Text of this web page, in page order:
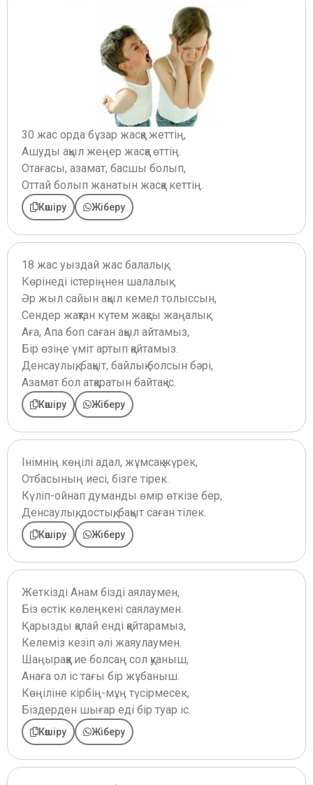
30 жас орда бұзар жасқа жеттің,
Ашуды ақыл жеңер жасқа өттің.
Отағасы, азамат, басшы болып,
Оттай болып жанатын жасқа кеттің.
Көшіру Жіберу
18 жас уыздай жас балалық,
Көрінеді істеріңнен шалалық.
Әр жыл сайын ақыл кемел толыссын,
Сендер жақтан күтем жақсы жаңалық.
Аға, Апа боп саған ақыл айтамыз,
Бір өзіңе үміт артып қайтамыз.
Денсаулық, бақыт, байлық болсын бәрі,
Азамат бол атқаратын байтақ іс.
Көшіру Жіберу
Інімнің көңілі адал, жұмсақ жүрек,
Отбасының иесі, бізге тірек.
Күліп-ойнап думанды өмір өткізе бер,
Денсаулық, достық, бақыт саған тілек.
Көшіру Жіберу
Жеткізді Анам бізді аялаумен,
Біз өстік көлеңкені саялаумен.
Қарызды қалай енді қайтарамыз,
Келеміз кезіп әлі жаяулаумен.
Шаңыраққа ие болсаң сол қуаныш,
Анаға ол іс тағы бір жұбаныш.
Көңіліне кірбің-мұң түсірмесек,
Біздерден шығар еді бір туар іс.
Көшіру Жіберу